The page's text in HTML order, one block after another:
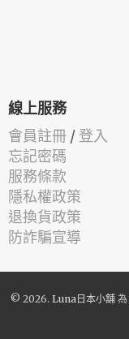
線上服務
會員註冊 / 登入
忘記密碼
服務條款
隱私權政策
退換貨政策
防詐騙宣導
© 2026. Luna日本小舖 為